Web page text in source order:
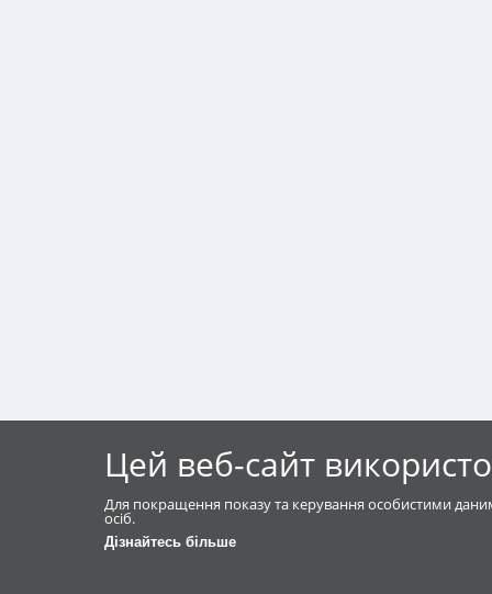
Цей веб-сайт
Для покращення показу та керування особистими
осіб.
Дізнайтесь більше